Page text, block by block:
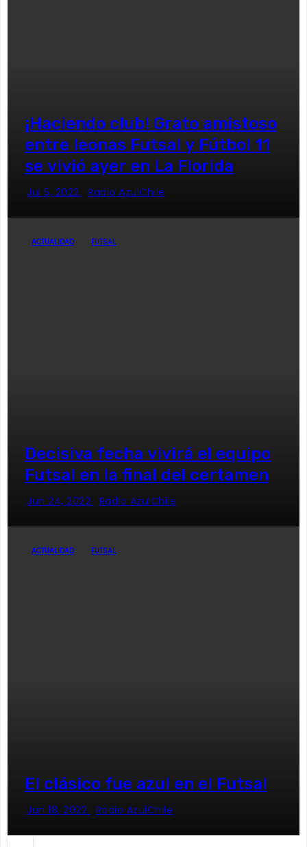
¡Haciendo club! Grato amistoso
entre leonas Futsal y Fútbol 11
se vivió ayer en La Florida
Jul 5, 2022 Radio AzulChile
ACTUALIDAD FUTSAL
Decisiva fecha vivirá el equipo
Futsal en la final del certamen
Jun 24, 2022 Radio AzulChile
ACTUALIDAD FUTSAL
El clásico fue azul en el Futsal
Jun 18, 2022 Radio AzulChile